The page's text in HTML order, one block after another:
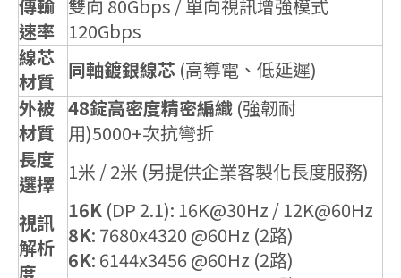
傳輸
速率
雙向 80Gbps / 單向視訊增強模式
120Gbps
線芯
材質 同軸鍍銀線芯 (高導電、低延遲)
外被
材質
48錠高密度精密編織 (強韌耐
用)5000+次抗彎折
長度
選擇 1米 / 2米 (另提供企業客製化長度服務)
視訊
解析
度
16K (DP 2.1): 16K@30Hz / 12K@60Hz
8K: 7680x4320 @60Hz (2路)
6K: 6144x3456 @60Hz (2路)